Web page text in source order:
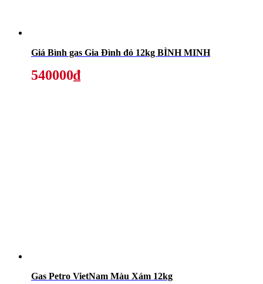
Giá Bình gas Gia Đình đỏ 12kg BÌNH MINH
540000₫
Gas Petro VietNam Màu Xám 12kg